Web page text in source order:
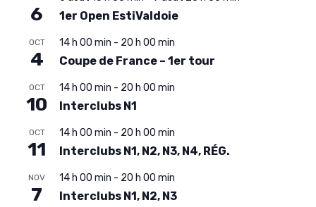
6 1er Open EstiValdoie
OCT
4
14 h 00 min - 20 h 00 min
Coupe de France – 1er tour
OCT
10
14 h 00 min - 20 h 00 min
Interclubs N1
OCT
11
14 h 00 min - 20 h 00 min
Interclubs N1, N2, N3, N4, RÉG.
NOV
7
14 h 00 min - 20 h 00 min
Interclubs N1, N2, N3